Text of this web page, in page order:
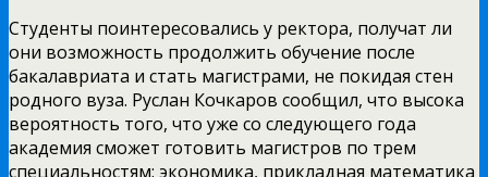
Студенты поинтересовались у ректора, получат ли
они возможность продолжить обучение после
бакалавриата и стать магистрами, не покидая стен
родного вуза. Руслан Кочкаров сообщил, что высока
вероятность того, что уже со следующего года
академия сможет готовить магистров по трем
специальностям: экономика, прикладная математика